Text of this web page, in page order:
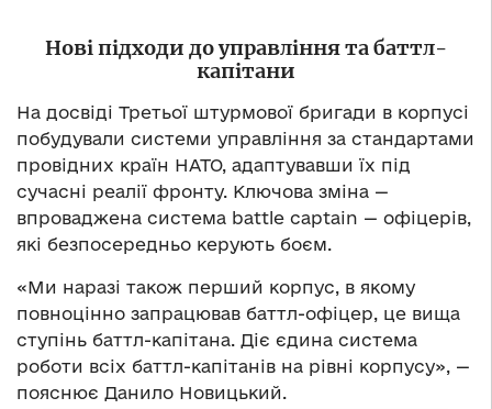
Нові підходи до управління та баттл-
капітани
На досвіді Третьої штурмової бригади в корпусі
побудували системи управління за стандартами
провідних країн НАТО, адаптувавши їх під
сучасні реалії фронту. Ключова зміна —
впроваджена система battle captain — офіцерів,
які безпосередньо керують боєм.
«Ми наразі також перший корпус, в якому
повноцінно запрацював баттл-офіцер, це вища
ступінь баттл-капітана. Діє єдина система
роботи всіх баттл-капітанів на рівні корпусу», —
пояснює Данило Новицький.